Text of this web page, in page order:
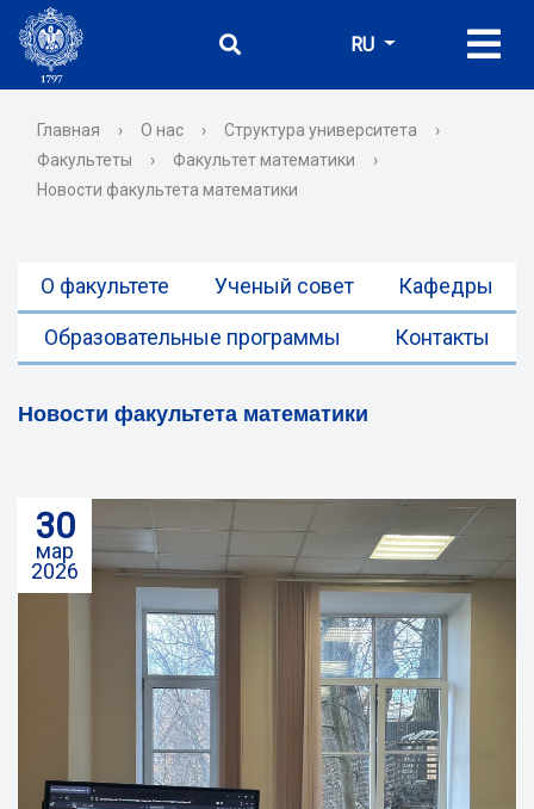
RU
Главная › О нас › Структура университета
›
Факультеты
› Факультет математики
›
Новости факультета математики
О факультете Ученый совет Кафедры
Образовательные программы Контакты
Новости факультета математики
30
мар
2026